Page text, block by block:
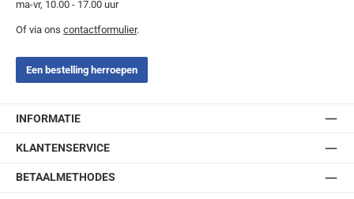
ma-vr, 10.00 - 17.00 uur
Of via ons contactformulier.
Een bestelling herroepen
INFORMATIE
KLANTENSERVICE
BETAALMETHODES